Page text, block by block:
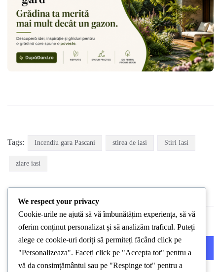
Tags: Incendiu gara Pascani stirea de iasi Stiri Iasi
ziare iasi
PREVIOUS POST NEXT POST
We respect your privacy
Cookie-urile ne ajută să vă îmbunătățim experiența, să vă
oferim conținut personalizat și să analizăm traficul. Puteți
alege ce cookie-uri doriți să permiteți făcând click pe
"Personalizeaza". Faceți click pe "Accepta tot" pentru a
vă da consimțământul sau pe "Respinge tot" pentru a